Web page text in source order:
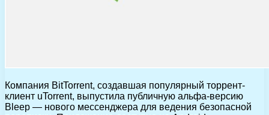
Компания BitTorrent, создавшая популярный торрент-
клиент uTorrent, выпустила публичную альфа-версию
Bleep — нового мессенджера для ведения безопасной